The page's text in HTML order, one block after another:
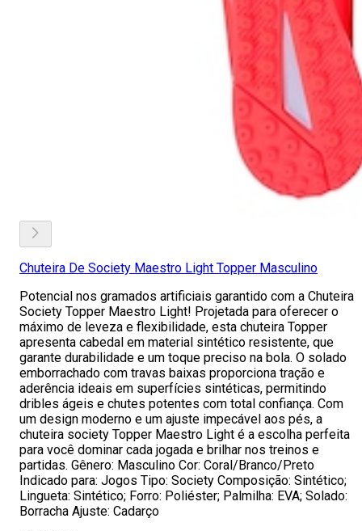
Chuteira De Society Maestro Light Topper Masculino
Potencial nos gramados artificiais garantido com a Chuteira
Society Topper Maestro Light! Projetada para oferecer o
máximo de leveza e flexibilidade, esta chuteira Topper
apresenta cabedal em material sintético resistente, que
garante durabilidade e um toque preciso na bola. O solado
emborrachado com travas baixas proporciona tração e
aderência ideais em superfícies sintéticas, permitindo
dribles ágeis e chutes potentes com total confiança. Com
um design moderno e um ajuste impecável aos pés, a
chuteira society Topper Maestro Light é a escolha perfeita
para você dominar cada jogada e brilhar nos treinos e
partidas. Gênero: Masculino Cor: Coral/Branco/Preto
Indicado para: Jogos Tipo: Society Composição: Sintético;
Lingueta: Sintético; Forro: Poliéster; Palmilha: EVA; Solado:
Borracha Ajuste: Cadarço